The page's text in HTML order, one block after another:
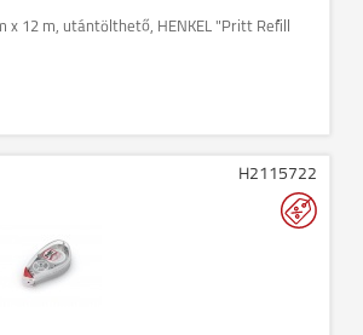
x 12 m, utántölthető, HENKEL "Pritt Refill
H2115722